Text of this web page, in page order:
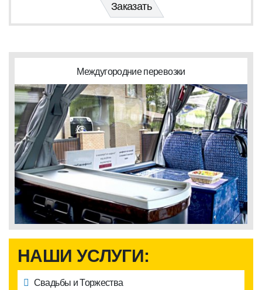
Междугородние перевозки
НАШИ УСЛУГИ:
Свадьбы и Торжества
Заказать